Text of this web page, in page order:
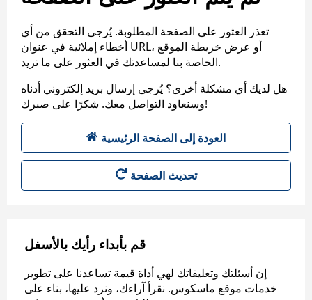
تعذر العثور على الصفحة المطلوبة. يُرجى التحقق من أي
أخطاء إملائية في عنوان URL، أو عرض خريطة الموقع
الخاصة بنا لمساعدتك في العثور على ما تريد.
هل لديك أي مشكلة أخرى؟ يُرجى إرسال بريد إلكتروني أدناه
وسنعاود التواصل معك. شكرًا على صبرك!
العودة إلى الصفحة الرئيسية
تحديث الصفحة
قم بأبداء رأيك بالأسفل
إن أسئلتك وتعليقاتك لهي أداة قيمة تساعدنا على تطوير
خدمات موقع ماسكوس. نقرأ آراءك، ونرد عليها، بناء على